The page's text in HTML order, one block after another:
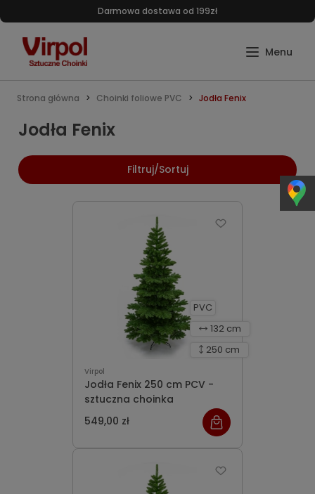
Darmowa dostawa od 199zł
Strona główna Choinki foliowe PVC Jodła Fenix
Jodła Fenix
Filtruj/Sortuj
Virpol
Jodła Fenix 250 cm PCV -
sztuczna choinka
549,00 zł
250 cm
132 cm
PVC